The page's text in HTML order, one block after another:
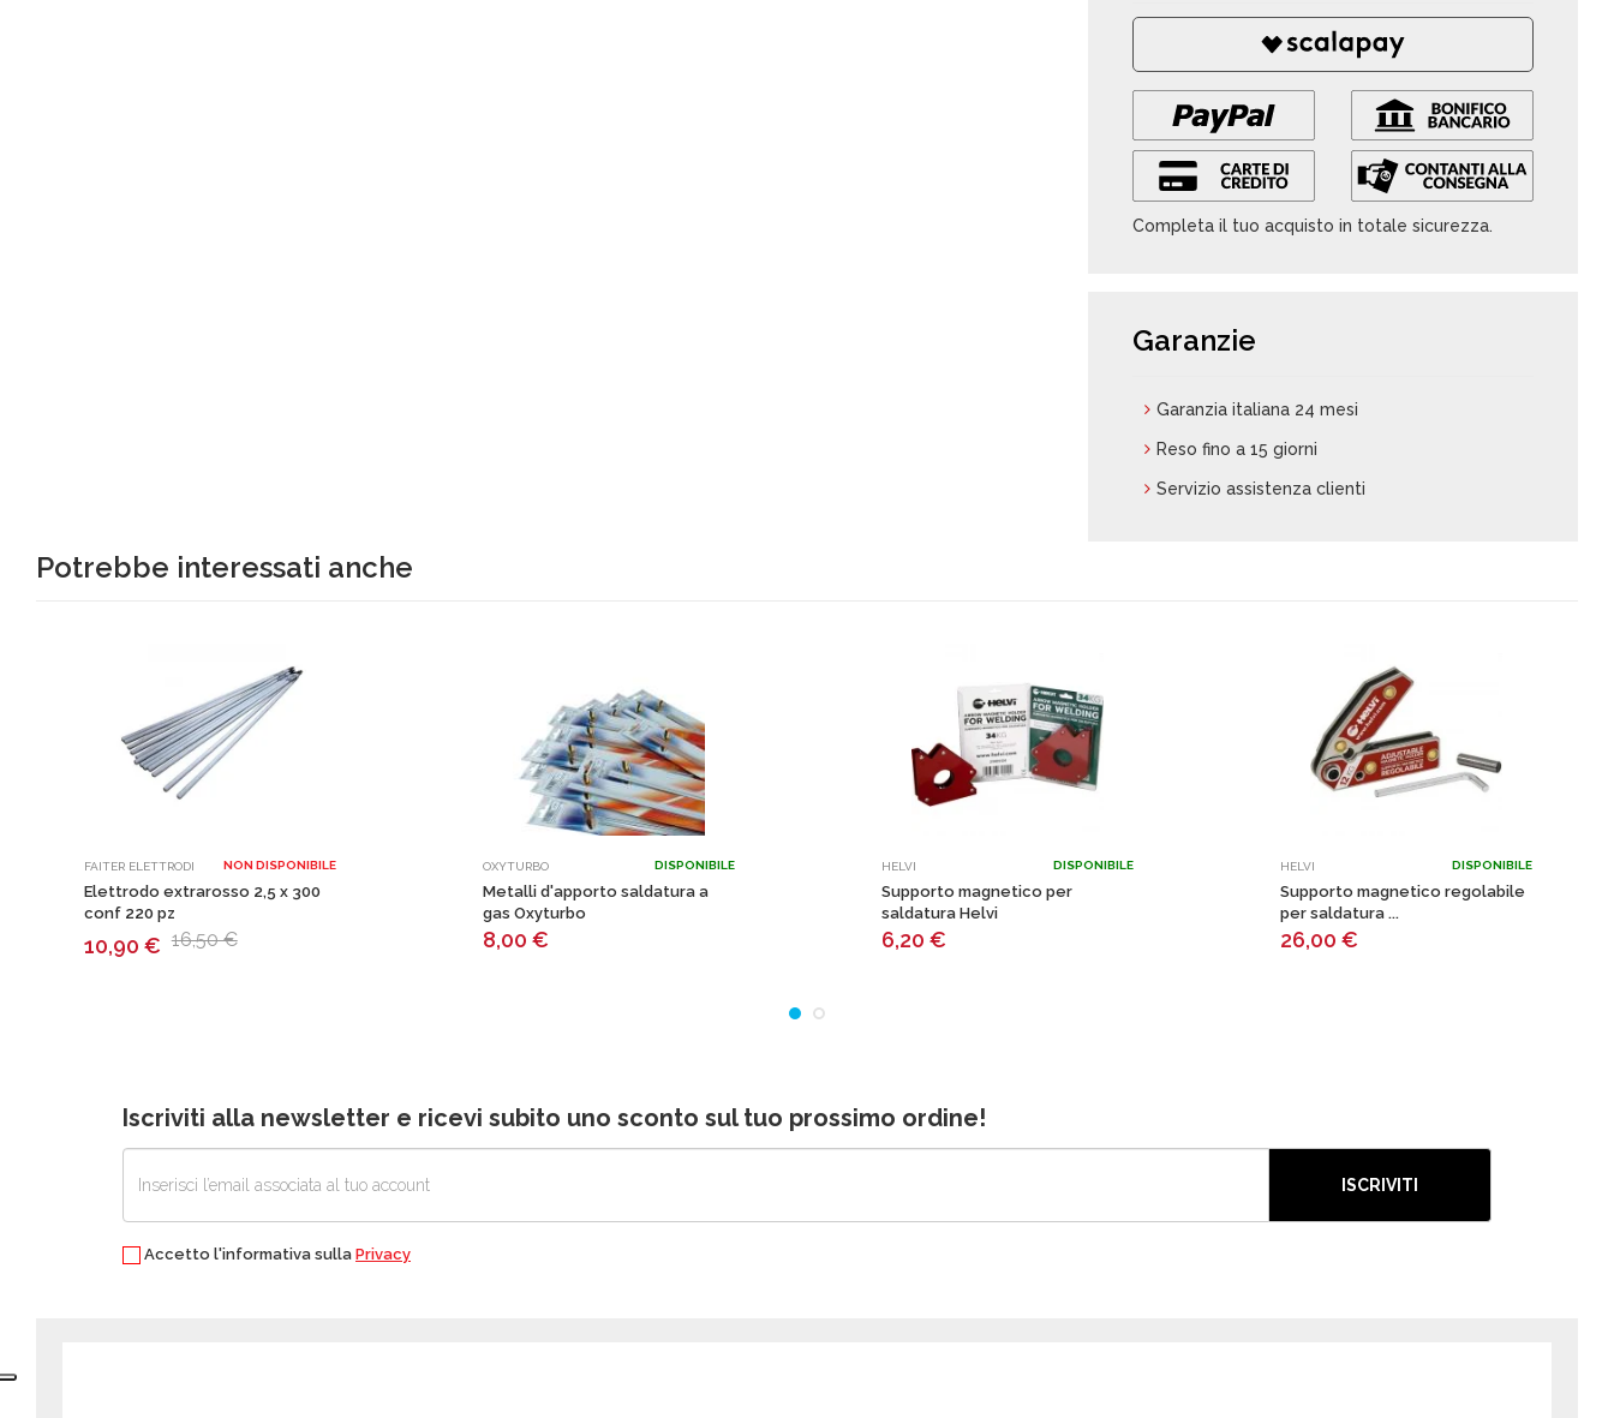
Completa il tuo acquisto in totale sicurezza.
Garanzie
Garanzia italiana 24 mesi
Reso fino a 15 giorni
Servizio assistenza clienti
Potrebbe interessati anche
FAITER ELETTRODI NON DISPONIBILE
Elettrodo extrarosso 2,5 x 300
conf 220 pz
10,90 € 16,50 €
OXYTURBO DISPONIBILE
Metalli d'apporto saldatura a
gas Oxyturbo
8,00 €
HELVI DISPONIBILE
Supporto magnetico per
saldatura Helvi
6,20 €
HELVI DISPONIBILE
Supporto magnetico regolabile
per saldatura ...
26,00 €
Iscriviti alla newsletter e ricevi subito uno sconto sul tuo prossimo ordine!
ISCRIVITI
Accetto l'informativa sulla Privacy